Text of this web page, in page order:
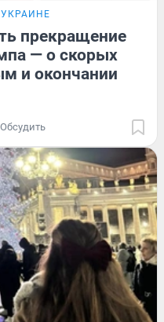
прекращение
— о скорых
и окончании
Обсудить